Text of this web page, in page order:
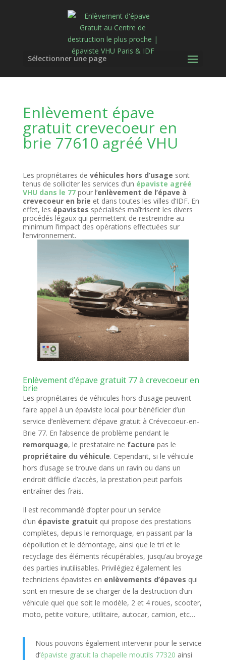
Sélectionner une page
Enlèvement épave
gratuit crevecoeur en
brie 77610 agréé VHU
Les propriétaires de véhicules hors d’usage sont
tenus de solliciter les services d’un épaviste agréé
VHU dans le 77pour l’enlèvement de l’épave à
crevecoeur en brie et dans toutes les villes d’IDF. En
effet, les épavistes spécialisés maîtrisent les divers
procédés légaux qui permettent de restreindre au
minimum l’impact des opérations effectuées sur
l’environnement.
Enlèvement d’épave gratuit 77 à crevecoeur en
brie
Les propriétaires de véhicules hors d’usage peuvent
faire appel à un épaviste local pour bénéficier d’un
service d’enlèvement d’épave gratuit à Crévecoeur-en-
Brie 77. En l’absence de problème pendant le
remorquage, le prestataire ne facture pas le
propriétaire du véhicule. Cependant, si le véhicule
hors d’usage se trouve dans un ravin ou dans un
endroit difficile d’accès, la prestation peut parfois
entraîner des frais.
Il est recommandé d’opter pour un service
d’un épaviste gratuit qui propose des prestations
complètes, depuis le remorquage, en passant par la
dépollution et le démontage, ainsi que le tri et le
recyclage des éléments récupérables, jusqu’au broyage
des parties inutilisables. Privilégiez également les
techniciens épavistes en enlèvements d’épaves qui
sont en mesure de se charger de la destruction d’un
véhicule quel que soit le modèle, 2 et 4 roues, scooter,
moto, petite voiture, utilitaire, autocar, camion, etc…
Nous pouvons également intervenir pour le service
d’épaviste gratuit la chapelle moutils 77320 ainsi